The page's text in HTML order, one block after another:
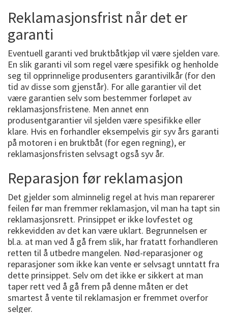
Reklamasjonsfrist når det er
garanti
Eventuell garanti ved bruktbåtkjøp vil være sjelden vare.
En slik garanti vil som regel være spesifikk og henholde
seg til opprinnelige produsenters garantivilkår (for den
tid av disse som gjenstår). For alle garantier vil det
være garantien selv som bestemmer forløpet av
reklamasjonsfristene. Men annet enn
produsentgarantier vil sjelden være spesifikke eller
klare. Hvis en forhandler eksempelvis gir syv års garanti
på motoren i en bruktbåt (for egen regning), er
reklamasjonsfristen selvsagt også syv år.
Reparasjon før reklamasjon
Det gjelder som alminnelig regel at hvis man reparerer
feilen før man fremmer reklamasjon, vil man ha tapt sin
reklamasjonsrett. Prinsippet er ikke lovfestet og
rekkevidden av det kan være uklart. Begrunnelsen er
bl.a. at man ved å gå frem slik, har fratatt forhandleren
retten til å utbedre mangelen. Nød-reparasjoner og
reparasjoner som ikke kan vente er selvsagt unntatt fra
dette prinsippet. Selv om det ikke er sikkert at man
taper rett ved å gå frem på denne måten er det
smartest å vente til reklamasjon er fremmet overfor
selger.